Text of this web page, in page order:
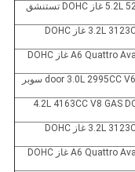
2011 أودي S6 القاعدة سيدان 4 أبواب 5.2L 5204CC V10 غاز DOHC تستنشق
2010 أودي A6 Quattro Avant Wagon 4-door 3.0L 2995CC V6 غاز DOHC
2010 أودي أيه 6 كواترو بيس سيدان 4-door 3.0L 2995CC V6 GAS DOHC سوبر
2009 أودي A6 Quattro Avant Wagon 4-door 3.0L 2995CC V6 غاز DOHC